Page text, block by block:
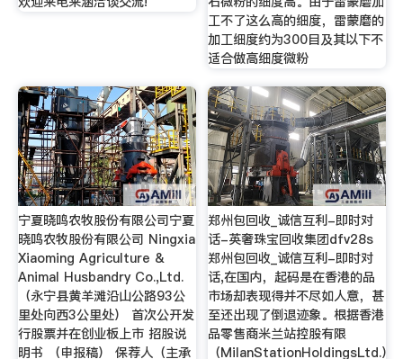
工不了这么高的细度，雷蒙磨的
加工细度约为300目及其以下不
适合做高细度微粉
宁夏晓鸣农牧股份有限公司宁夏
晓鸣农牧股份有限公司 Ningxia
Xiaoming Agriculture &
Animal Husbandry Co.,Ltd.
（永宁县黄羊滩沿山公路93公
里处向西3公里处） 首次公开发
行股票并在创业板上市 招股说
明书 （申报稿） 保荐人（主承
郑州包回收_诚信互利-即时对
话-英奢珠宝回收集团dfv28s
郑州包回收_诚信互利-即时对
话,在国内，起码是在香港的品
市场却表现得并不尽如人意，甚
至还出现了倒退迹象。根据香港
品零售商米兰站控股有限
（MilanStationHoldingsLtd.）